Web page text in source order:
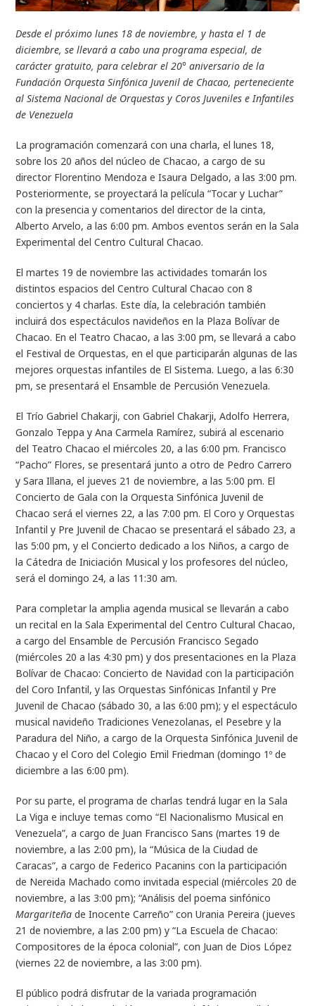
Desde el próximo lunes 18 de noviembre, y hasta el 1 de
diciembre, se llevará a cabo una programa especial, de
carácter gratuito, para celebrar el 20° aniversario de la
Fundación Orquesta Sinfónica Juvenil de Chacao, perteneciente
al Sistema Nacional de Orquestas y Coros Juveniles e Infantiles
de Venezuela
La programación comenzará con una charla, el lunes 18,
sobre los 20 años del núcleo de Chacao, a cargo de su
director Florentino Mendoza e Isaura Delgado, a las 3:00 pm.
Posteriormente, se proyectará la película “Tocar y Luchar”
con la presencia y comentarios del director de la cinta,
Alberto Arvelo, a las 6:00 pm. Ambos eventos serán en la Sala
Experimental del Centro Cultural Chacao.
El martes 19 de noviembre las actividades tomarán los
distintos espacios del Centro Cultural Chacao con 8
conciertos y 4 charlas. Este día, la celebración también
incluirá dos espectáculos navideños en la Plaza Bolívar de
Chacao. En el Teatro Chacao, a las 3:00 pm, se llevará a cabo
el Festival de Orquestas, en el que participarán algunas de las
mejores orquestas infantiles de El Sistema. Luego, a las 6:30
pm, se presentará el Ensamble de Percusión Venezuela.
El Trío Gabriel Chakarji, con Gabriel Chakarji, Adolfo Herrera,
Gonzalo Teppa y Ana Carmela Ramírez, subirá al escenario
del Teatro Chacao el miércoles 20, a las 6:00 pm. Francisco
“Pacho” Flores, se presentará junto a otro de Pedro Carrero
y Sara Illana, el jueves 21 de noviembre, a las 5:00 pm. El
Concierto de Gala con la Orquesta Sinfónica Juvenil de
Chacao será el viernes 22, a las 7:00 pm. El Coro y Orquestas
Infantil y Pre Juvenil de Chacao se presentará el sábado 23, a
las 5:00 pm, y el Concierto dedicado a los Niños, a cargo de
la Cátedra de Iniciación Musical y los profesores del núcleo,
será el domingo 24, a las 11:30 am.
Para completar la amplia agenda musical se llevarán a cabo
un recital en la Sala Experimental del Centro Cultural Chacao,
a cargo del Ensamble de Percusión Francisco Segado
(miércoles 20 a las 4:30 pm) y dos presentaciones en la Plaza
Bolívar de Chacao: Concierto de Navidad con la participación
del Coro Infantil, y las Orquestas Sinfónicas Infantil y Pre
Juvenil de Chacao (sábado 30, a las 6:00 pm); y el espectáculo
musical navideño Tradiciones Venezolanas, el Pesebre y la
Paradura del Niño, a cargo de la Orquesta Sinfónica Juvenil de
Chacao y el Coro del Colegio Emil Friedman (domingo 1º de
diciembre a las 6:00 pm).
Por su parte, el programa de charlas tendrá lugar en la Sala
La Viga e incluye temas como “El Nacionalismo Musical en
Venezuela”, a cargo de Juan Francisco Sans (martes 19 de
noviembre, a las 2:00 pm), la “Música de la Ciudad de
Caracas”, a cargo de Federico Pacanins con la participación
de Nereida Machado como invitada especial (miércoles 20 de
noviembre, a las 3:00 pm); “Análisis del poema sinfónico
Margariteña de Inocente Carreño” con Urania Pereira (jueves
21 de noviembre, a las 2:00 pm) y “La Escuela de Chacao:
Compositores de la época colonial”, con Juan de Dios López
(viernes 22 de noviembre, a las 3:00 pm).
El público podrá disfrutar de la variada programación